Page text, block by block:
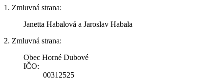
1. Zmluvná strana:
Janetta Habalová a Jaroslav Habala
2. Zmluvná strana:
Obec Horné Dubové
IČO:
00312525